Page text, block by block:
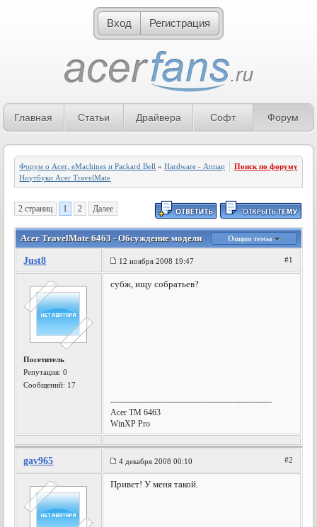
Вход Регистрация
Главная Статьи Драйвера Софт Форум
Форум о Acer, eMachines и Packard Bell »Hardware - Аппаратное обеспечение»
Ноутбуки Acer TravelMate
Поиск по форуму
2 страниц 1 2 Далее
Acer TravelMate 6463 - Обсуждение модели Опции темы
Just8 12 ноября 2008 19:47 #1
Посетитель
Репутация:0
Сообщений: 17
субж, ищу собратьев?
---------------------------------------------------------
Acer TM 6463
WinXP Pro
gav965 4 декабря 2008 00:10 #2
Привет! У меня такой.